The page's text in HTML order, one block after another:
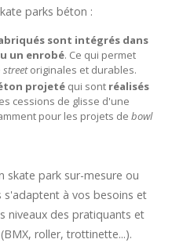
parks béton :
sont intégrés dans
un enrobé. Ce qui permet
streetoriginales et durables.
projeté qui sont réalisés
cessions de glisse d'une
pour les projets debowl
skate park sur-mesure ou
à vos besoins et
niveaux des pratiquants et
roller, trottinette...).